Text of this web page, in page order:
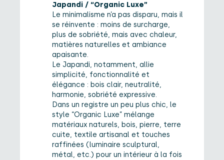
Japandi / “Organic Luxe”
Le minimalisme n’a pas disparu, mais il
se réinvente : moins de surcharge,
plus de sobriété, mais avec chaleur,
matières naturelles et ambiance
apaisante.
Le Japandi, notamment, allie
simplicité, fonctionnalité et
élégance : bois clair, neutralité,
harmonie, sobriété expressive.
Dans un registre un peu plus chic, le
style “Organic Luxe” mélange
matériaux naturels, bois, pierre, terre
cuite, textile artisanal et touches
raffinées (luminaire sculptural,
métal, etc.) pour un intérieur à la fois